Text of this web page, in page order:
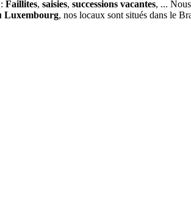
Faillites, saisies, successions vacantes, ...
Luxembourg, nos locaux sont situés dans le